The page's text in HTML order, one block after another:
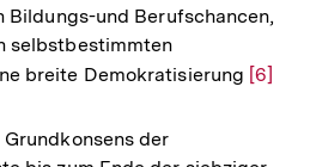
Bildungs-und Berufschancen,
selbstbestimmten
breite Demokratisierung Zur
[6]
der